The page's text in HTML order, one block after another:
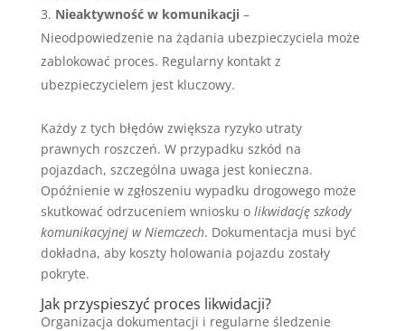
Nieaktywność w komunikacji–
Nieodpowiedzenie na żądania ubezpieczyciela może
zablokować proces. Regularny kontakt z
ubezpieczycielem jest kluczowy.
Każdy z tych błędów zwiększa ryzyko utraty
prawnych roszczeń. W przypadku szkód na
pojazdach, szczególna uwaga jest konieczna.
Opóźnienie w zgłoszeniu wypadku drogowego może
skutkować odrzuceniem wniosku o likwidację szkody
komunikacyjnej w Niemczech. Dokumentacja musi być
dokładna, aby koszty holowania pojazdu zostały
pokryte.
Jak przyspieszyć proces likwidacji?
Organizacja dokumentacji i regularne śledzenie